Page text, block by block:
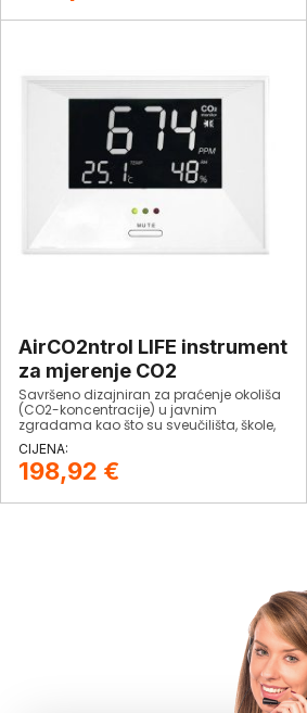
AirCO2ntrol LIFE instrument
za mjerenje CO2
Savršeno dizajniran za praćenje okoliša
(CO2-koncentracije) u javnim
zgradama kao što su sveučilišta, škole,
vrtići i bolnice, uredi, proizvodnim
pogonima, javnim objektima i sl.
198,92 €